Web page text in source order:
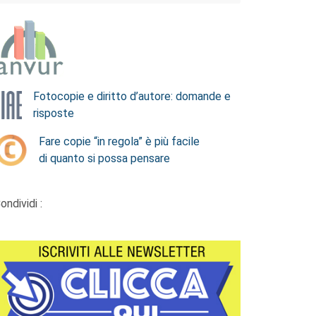
Fotocopie e diritto d’autore: domande e
risposte
Fare copie “in regola” è più facile
di quanto si possa pensare
: